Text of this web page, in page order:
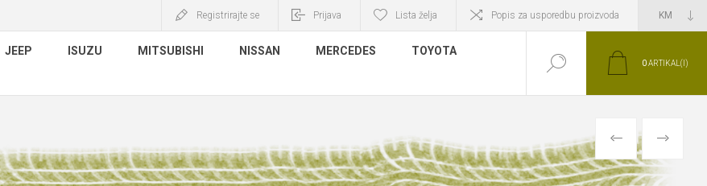
Registrirajte se Prijava Lista želja Popis za usporedbu proizvoda
JEEP ISUZU MITSUBISHI NISSAN MERCEDES
TOYOTA
0ARTIKAL(I)
PRETHODNI
SLIJEDEĆI